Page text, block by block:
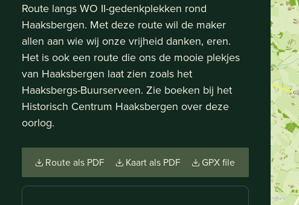
Route langs WO II-gedenkplekken rond
Haaksbergen. Met deze route wil de maker
allen aan wie wij onze vrijheid danken, eren.
Het is ook een route die ons de mooie plekjes
van Haaksbergen laat zien zoals het
Haaksbergs-Buurserveen. Zie boeken bij het
Historisch Centrum Haaksbergen over deze
oorlog.
Route als PDF Kaart als PDF GPX file